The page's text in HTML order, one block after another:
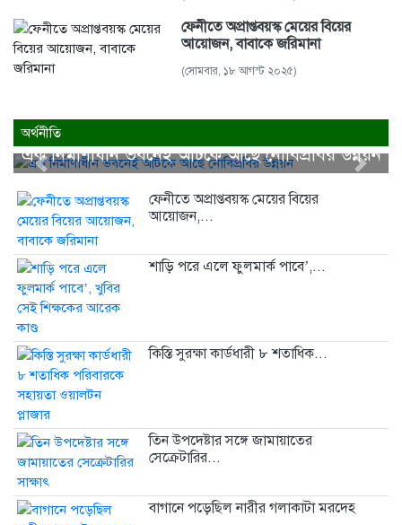
ফেনীতে অপ্রাপ্তবয়স্ক মেয়ের বিয়ের
আয়োজন, বাবাকে জরিমানা
(সোমবার, ১৮ আগস্ট ২০২৫)
অর্থনীতি
এক নির্মাণাধীন ভবনেই আটকে আছে নোবিপ্রবির উন্নয়ন
Previous Next
ফেনীতে অপ্রাপ্তবয়স্ক মেয়ের বিয়ের
আয়োজন,...
শাড়ি পরে এলে ফুলমার্ক পাবে’,...
কিস্তি সুরক্ষা কার্ডধারী ৮ শতাধিক...
তিন উপদেষ্টার সঙ্গে জামায়াতের
সেক্রেটারির...
বাগানে পড়েছিল নারীর গলাকাটা মরদেহ